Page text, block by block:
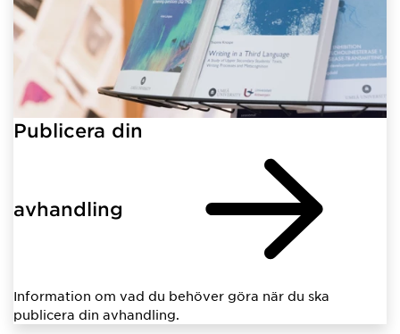
Publicera din
avhandling
Information om vad du behöver göra när du ska
publicera din avhandling.